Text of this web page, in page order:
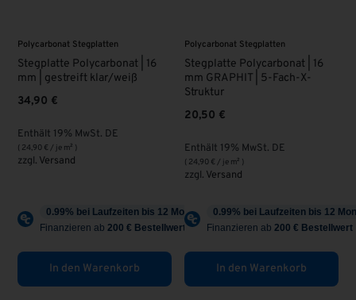
Polycarbonat Stegplatten
Stegplatte Polycarbonat | 16
mm | gestreift klar/weiß
34,90 €
Enthält 19% MwSt. DE
( 24,90 € / je m² )
zzgl. Versand
In den Warenkorb
Polycarbonat Stegplatten
Stegplatte Polycarbonat | 16
mm GRAPHIT | 5-Fach-X-
Struktur
20,50 €
Enthält 19% MwSt. DE
( 24,90 € / je m² )
zzgl. Versand
In den Warenkorb